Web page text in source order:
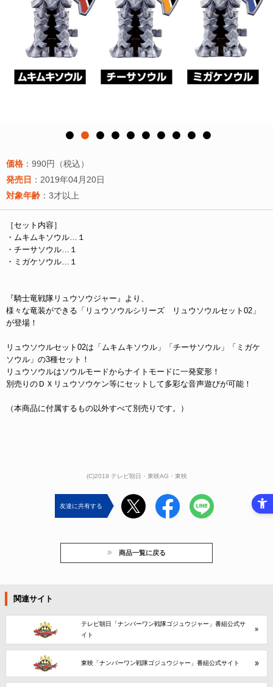
価格 ：990円（税込）
発売日 ：2019年04月20日
対象年齢 ：3才以上
［セット内容］
・ムキムキソウル…１
・チーサソウル…１
・ミガケソウル…１
『騎士竜戦隊リュウソウジャー』より、
様々な竜装ができる「リュウソウルシリーズ リュウソウルセット02」
が登場！
リュウソウルセット02は「ムキムキソウル」「チーサソウル」「ミガケ
ソウル」の3種セット！
リュウソウルはソウルモードからナイトモードに一発変形！
別売りのＤＸリュウソウケン等にセットして多彩な音声遊びが可能！
（本商品に付属するもの以外すべて別売りです。）
(C)2019 テレビ朝日・東映AG・東映
友達に共有する
商品一覧に戻る
関連サイト
テレビ朝日「ナンバーワン戦隊ゴジュウジャー」番組公式サ
イト
東映「ナンバーワン戦隊ゴジュウジャー」番組公式サイト